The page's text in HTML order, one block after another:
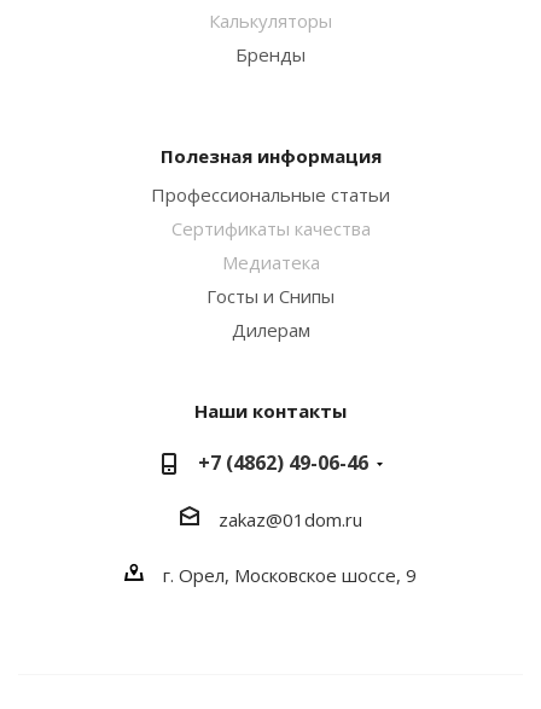
Калькуляторы
Бренды
Полезная информация
Профессиональные статьи
Сертификаты качества
Медиатека
Госты и Снипы
Дилерам
Наши контакты
+7 (4862) 49-06-46
zakaz@01dom.ru
г. Орел, Московское шоссе, 9